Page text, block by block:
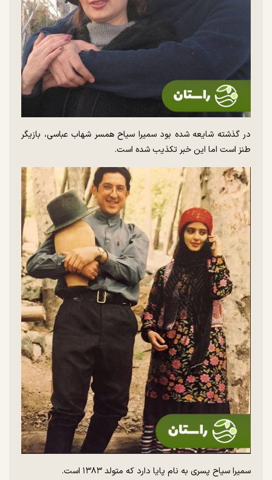
در گذشته شایعه شده بود سمیرا سیاح همسر شهاب عباسی، بازیگر
طنز است اما این خبر تکذیب شده است.
سمیرا سیاح پسری به نام پایا دارد که متولد ۱۳۸۳ است.